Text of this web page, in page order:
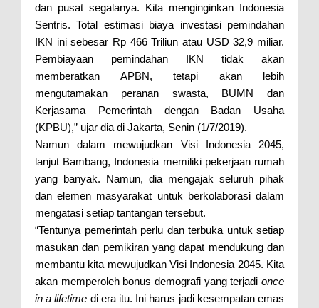
dan pusat segalanya. Kita menginginkan Indonesia
Sentris. Total estimasi biaya investasi pemindahan
IKN ini sebesar Rp 466 Triliun atau USD 32,9 miliar.
Pembiayaan pemindahan IKN tidak akan
memberatkan APBN, tetapi akan lebih
mengutamakan peranan swasta, BUMN dan
Kerjasama Pemerintah dengan Badan Usaha
(KPBU),” ujar dia di Jakarta, Senin (1/7/2019).
Namun dalam mewujudkan Visi Indonesia 2045,
lanjut Bambang, Indonesia memiliki pekerjaan rumah
yang banyak. Namun, dia mengajak seluruh pihak
dan elemen masyarakat untuk berkolaborasi dalam
mengatasi setiap tantangan tersebut.
“Tentunya pemerintah perlu dan terbuka untuk setiap
masukan dan pemikiran yang dapat mendukung dan
membantu kita mewujudkan Visi Indonesia 2045. Kita
akan memperoleh bonus demografi yang terjadi once
in a lifetime di era itu. Ini harus jadi kesempatan emas